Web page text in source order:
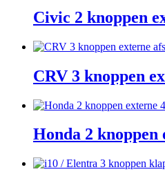
Civic 2 knoppen
CRV 3 knoppen
Honda 2